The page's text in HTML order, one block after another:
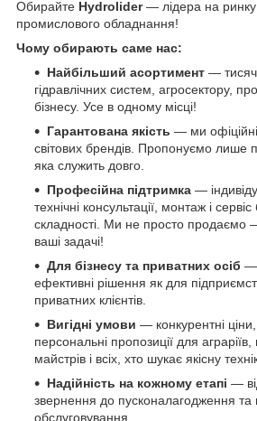
Обирайте Hydrolider— лідера на ринку
промислового обладнання!
Чому обирають саме нас:
Найбільший асортимент —
гідравлічних систем, агросектору,
бізнесу. Усе в одному місці!
Гарантована якість — ми
світових брендів. Пропонуємо лише
яка служить довго.
Професійна підтримка —
технічні консультації, монтаж і
складності. Ми не просто продаємо
ваші задачі!
Для бізнесу та приватних осіб —
ефективні рішення як для
приватних клієнтів.
Вигідні умови — конкурентні
персональні пропозиції для аграріїв,
майстрів і всіх, хто шукає якісну
Надійність на кожному етапі —
звернення до пусконалагодження та
обслуговування.